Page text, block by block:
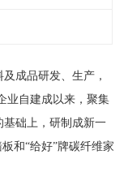
成品研发、生产，
业自建成以来，聚集
础上，研制成新一
和“给好”牌碳纤维家